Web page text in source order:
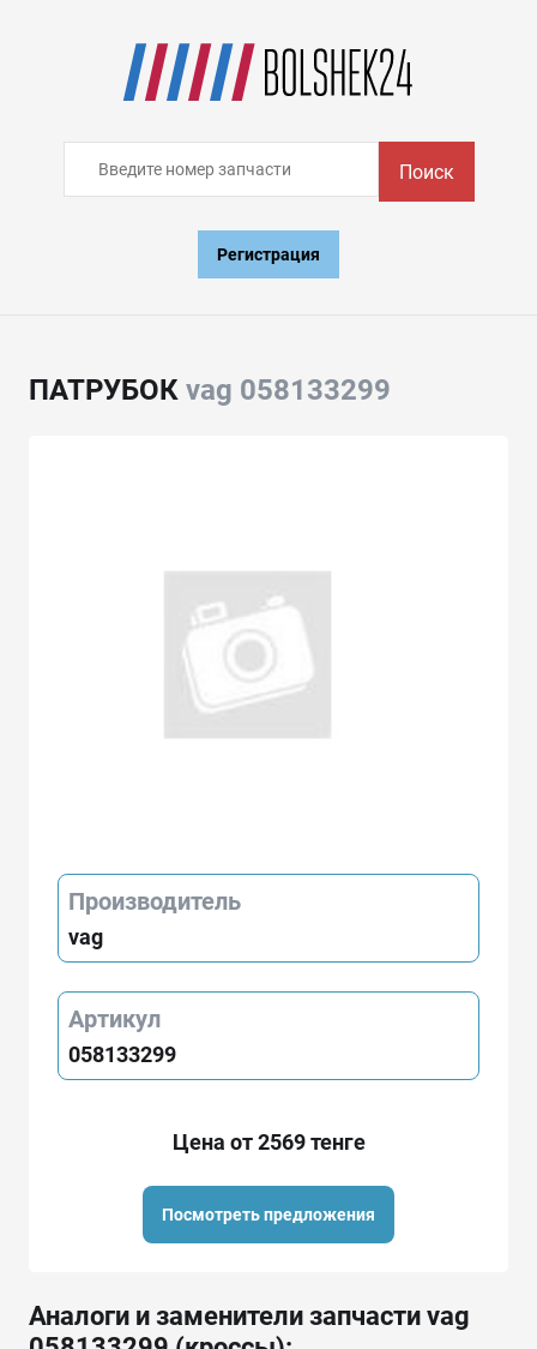
Поиск
Регистрация
ПАТРУБОК vag 058133299
Производитель
vag
Артикул
058133299
Цена от 2569 тенге
Посмотреть предложения
Аналоги и заменители запчасти vag